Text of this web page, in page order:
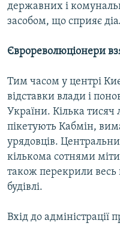
державних і
засобом, що сприяє
Єврореволюціонери
Тим часом у центрі
відставки влади і
України. Кілька тисяч
пікетують Кабмін,
урядовців.
кількома сотнями
також перекрили весь
будівлі.
Вхід до адміністрації